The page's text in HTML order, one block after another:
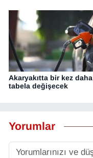
Akaryakıtta bir kez daha
tabela değişecek
Yorumlar